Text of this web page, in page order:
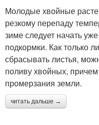
Молодые хвойные
резкому перепаду
зиме следует начать
подкормки. Как только
сбрасывать листья,
поливу хвойных,
промерзания земли.
читать дальше →